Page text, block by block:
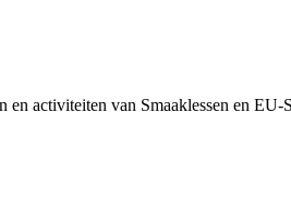
en activiteiten van Smaaklessen en